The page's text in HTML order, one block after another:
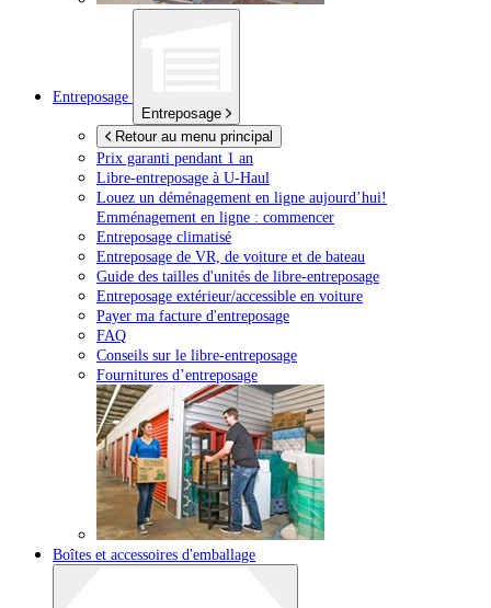
Entreposage
Entreposage
Retour au menu principal
Prix garanti pendant 1 an
Libre-entreposage à U-Haul
Louez un déménagement en ligne aujourd’hui!
Emménagement en ligne : commencer
Entreposage climatisé
Entreposage de VR, de voiture et de bateau
Guide des tailles d'unités de libre-entreposage
Entreposage extérieur/accessible en voiture
Payer ma facture d'entreposage
FAQ
Conseils sur le libre-entreposage
Fournitures d’entreposage
Boîtes et accessoires d'emballage